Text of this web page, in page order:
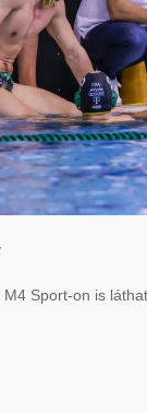
Sport-on is